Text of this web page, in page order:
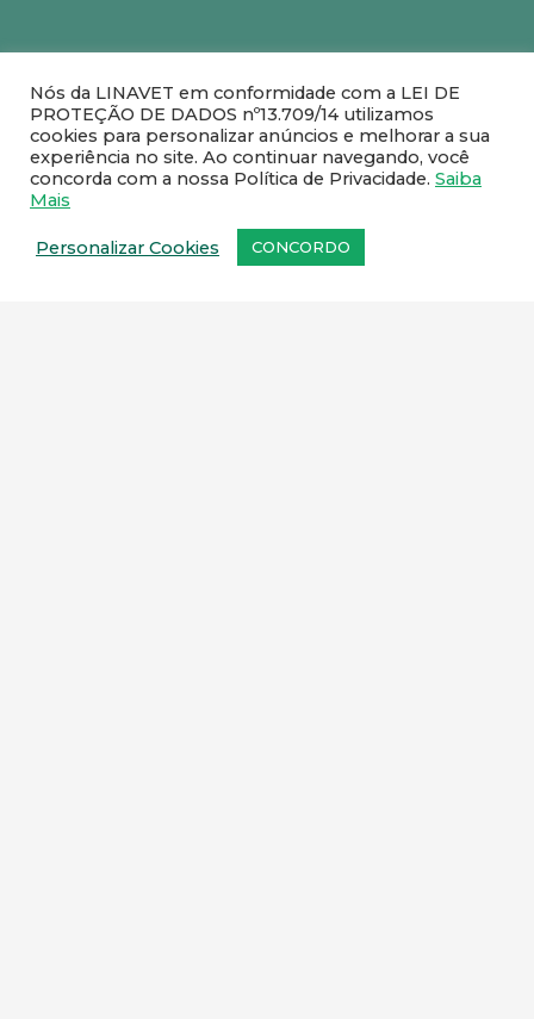
Fale com um de nossos
representantes comerciais.
SEDE:Rua Rute Ferreira, 259 – Ramos, Rio de
Nós da LINAVET em conformidade com a LEI DE
PROTEÇÃO DE DADOS nº13.709/14 utilizamos
cookies para personalizar anúncios e melhorar a sua
experiência no site. Ao continuar navegando, você
concorda com a nossa Política de Privacidade. Saiba
Mais
Personalizar Cookies CONCORDO